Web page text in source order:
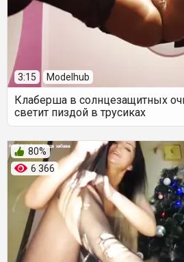
3:15 Modelhub
Клаберша в солнцезащитных
светит пиздой в трусиках
6 366
80%